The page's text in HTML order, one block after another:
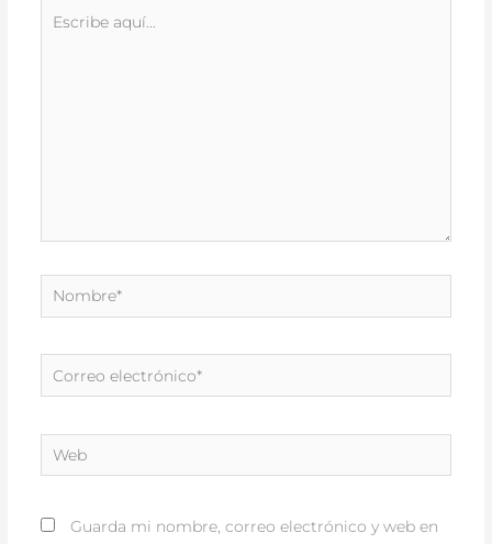
Nombre*
Correo
electrónico*
Web
Guarda mi nombre, correo electrónico y web en